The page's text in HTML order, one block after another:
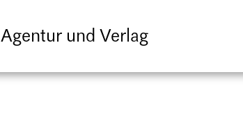
Agentur und Verlag